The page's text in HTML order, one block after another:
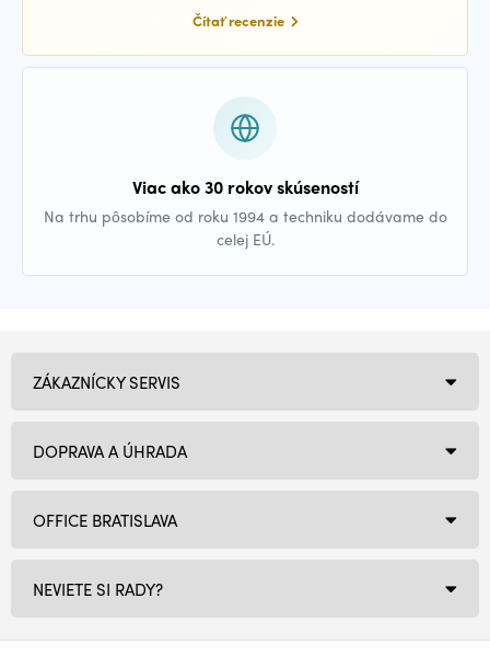
Čítať recenzie
Viac ako 30 rokov skúseností
Na trhu pôsobíme od roku 1994 a techniku dodávame do
celej EÚ.
OFFICE BRATISLAVA
NEVIETE SI RADY?
ZÁKAZNÍCKY SERVIS
DOPRAVA A ÚHRADA